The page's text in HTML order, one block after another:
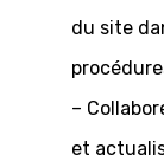
du site
–
et